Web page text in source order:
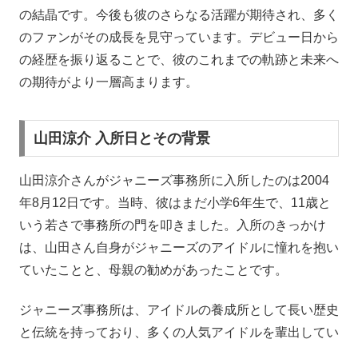
の結晶です。今後も彼のさらなる活躍が期待され、多く
のファンがその成長を見守っています。デビュー日から
の経歴を振り返ることで、彼のこれまでの軌跡と未来へ
の期待がより一層高まります。
山田涼介 入所日とその背景
山田涼介さんがジャニーズ事務所に入所したのは2004
年8月12日です。当時、彼はまだ小学6年生で、11歳と
いう若さで事務所の門を叩きました。入所のきっかけ
は、山田さん自身がジャニーズのアイドルに憧れを抱い
ていたことと、母親の勧めがあったことです。
ジャニーズ事務所は、アイドルの養成所として長い歴史
と伝統を持っており、多くの人気アイドルを輩出してい